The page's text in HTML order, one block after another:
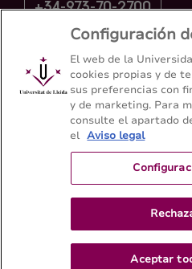
+34-973-70-2700
Configuración
El web de la
cookies propias y de
sus preferencias con
y de marketing. Para
consulte el apartado
el Aviso legal
Aceptar